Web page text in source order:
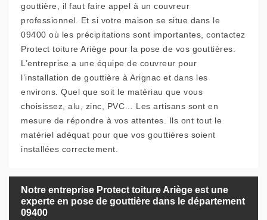
gouttière, il faut faire appel à un couvreur
professionnel. Et si votre maison se situe dans le
09400 où les précipitations sont importantes, contactez
Protect toiture Ariège pour la pose de vos gouttières.
L’entreprise a une équipe de couvreur pour
l’installation de gouttière à Arignac et dans les
environs. Quel que soit le matériau que vous
choisissez, alu, zinc, PVC… Les artisans sont en
mesure de répondre à vos attentes. Ils ont tout le
matériel adéquat pour que vos gouttières soient
installées correctement.
Notre entreprise Protect toiture Ariège est une
experte en pose de gouttière dans le département
09400